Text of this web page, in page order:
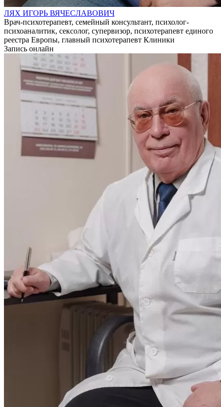
ЛЯХ ИГОРЬ ВЯЧЕСЛАВОВИЧ
Врач-психотерапевт, семейный консультант, психолог-
психоаналитик, сексолог, супервизор, психотерапевт единого
реестра Европы, главный психотерапевт Клиники
Запись онлайн